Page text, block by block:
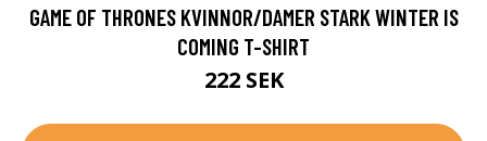
GAME OF THRONES KVINNOR/DAMER STARK WINTER IS
COMING T-SHIRT
222 SEK